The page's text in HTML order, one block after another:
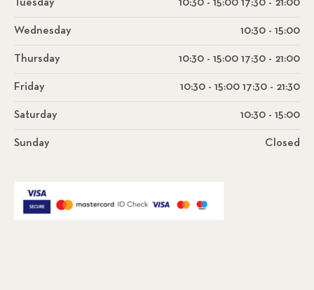
Tuesday 10:30 - 15:00 17:30 - 21:00
Wednesday 10:30 - 15:00
Thursday 10:30 - 15:00 17:30 - 21:00
Friday 10:30 - 15:00 17:30 - 21:30
Saturday 10:30 - 15:00
Sunday Closed